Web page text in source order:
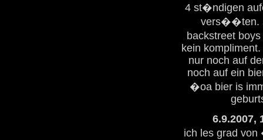
4 st�ndigen
vers��ten.
backstreet
kein
nur noch auf
noch auf ein
�oa bier is
6.9.2007,
ich les grad von